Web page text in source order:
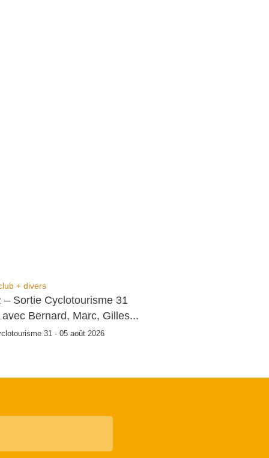
+ divers
– Sortie Cyclotourisme 31
Bernard, Marc, Gilles...
31 - 05 août 2026